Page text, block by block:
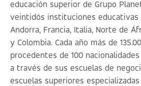
educación superior de Grupo
veintidós instituciones educativas
Andorra, Francia, Italia, Norte de
y Colombia. Cada año más de
procedentes de 100
a través de sus escuelas de
escuelas superiores